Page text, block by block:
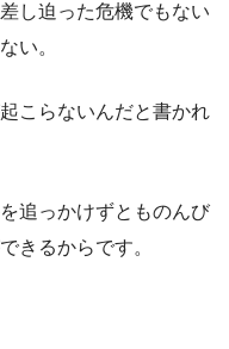
し迫った危機でもない
い。
こらないんだと書かれ
追っかけずとものんび
きるからです。